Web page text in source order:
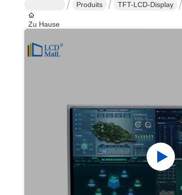
Zu Hause
Produits TFT-LCD-Display